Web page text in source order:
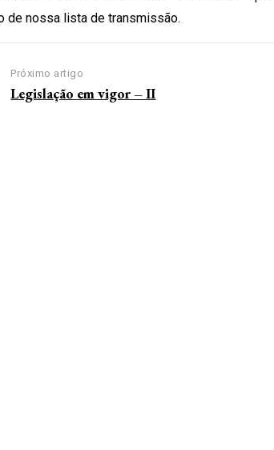
de nossa lista de transmissão.
Próximo artigo
Legislação em vigor – II